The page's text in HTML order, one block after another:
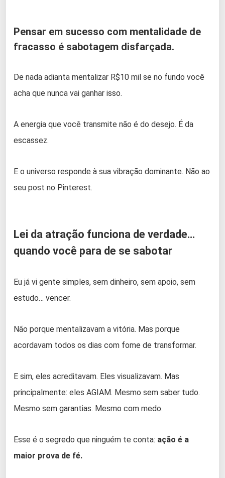
Pensar em sucesso com mentalidade de
fracasso é sabotagem disfarçada.
De nada adianta mentalizar R$10 mil se no fundo você
acha que nunca vai ganhar isso.
A energia que você transmite não é do desejo. É da
escassez.
E o universo responde à sua vibração dominante. Não ao
seu post no Pinterest.
Lei da atração funciona de verdade…
quando você para de se sabotar
Eu já vi gente simples, sem dinheiro, sem apoio, sem
estudo… vencer.
Não porque mentalizavam a vitória. Mas porque
acordavam todos os dias com fome de transformar.
E sim, eles acreditavam. Eles visualizavam. Mas
principalmente: eles AGIAM. Mesmo sem saber tudo.
Mesmo sem garantias. Mesmo com medo.
Esse é o segredo que ninguém te conta: ação é a
maior prova de fé.